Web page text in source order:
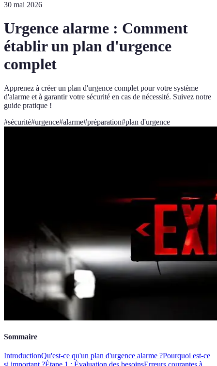
30 mai 2026
Urgence alarme : Comment
établir un plan d'urgence
complet
Apprenez à créer un plan d'urgence complet pour votre système
d'alarme et à garantir votre sécurité en cas de nécessité. Suivez notre
guide pratique !
#sécurité#urgence#alarme#préparation#plan d'urgence
Sommaire
IntroductionQu'est-ce qu'un plan d'urgence alarme ?Pourquoi est-ce